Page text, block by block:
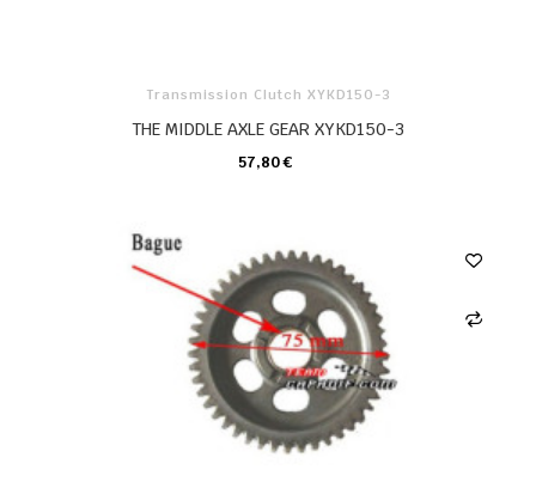
Transmission Clutch XYKD150-3
THE MIDDLE AXLE GEAR XYKD150-3
57,80 €
KARTE